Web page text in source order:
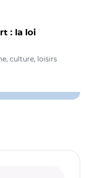
: la loi
culture, loisirs